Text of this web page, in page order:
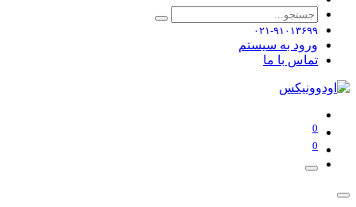
۰۲۱-۹۱۰۱۳۶۹۹
ورود به سیستم
تماس با ما
0
0